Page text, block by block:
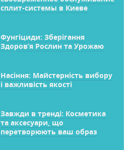
сплит-системы в Киеве
Фунгіциди: Зберігання
Здоров’я Рослин та Урожаю
Насіння: Майстерність вибору
і важливість якості
Завжди в тренді: Косметика
та аксесуари, що
перетворюють ваш образ